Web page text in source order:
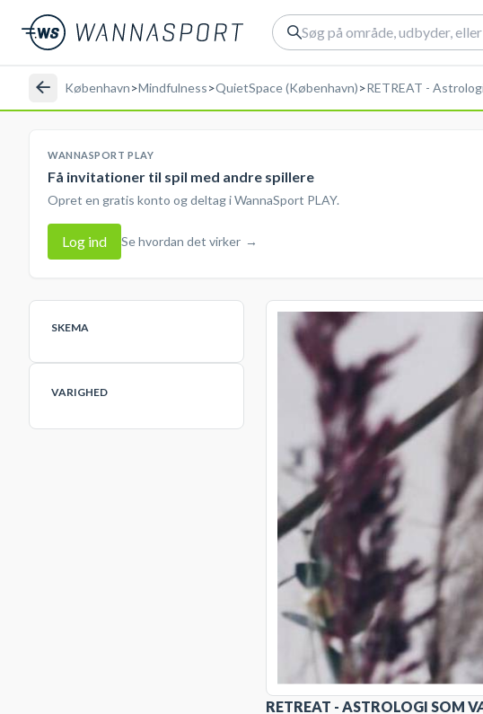
København>Mindfulness>QuietSpace (København)>RETREAT -
WANNASPORT PLAY
Få invitationer til spil med andre spillere
Opret en gratis konto og deltag i WannaSport PLAY.
Log ind Se hvordan det virker →
SKEMA
VARIGHED
RETREAT - ASTROLOGI SOM